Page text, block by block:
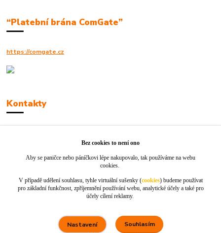
“Platební brána ComGate”
https://comgate.cz
Kontakty
info@jackie-shop.cz
Vytvořeno na Eshop-rychle.cz
Bez cookies to není ono
Aby se paničce nebo páníčkovi lépe nakupovalo, tak používáme na webu
cookies.
V případě udělení souhlasu, tyhle virtuální sušenky (cookies) budeme používat
pro základní funkčnost, zpříjemnění používání webu, analytické účely a také pro
účely cílení reklamy.
Nastavení Souhlasím